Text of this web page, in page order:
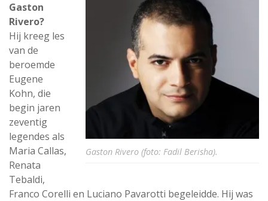
Gaston Rivero (foto: Fadil Berisha).
Gaston
Rivero?
Hij kreeg les
van de
beroemde
Eugene
Kohn, die
begin jaren
zeventig
legendes als
Maria Callas,
Renata
Tebaldi,
Franco Corelli en Luciano Pavarotti begeleidde. Hij was